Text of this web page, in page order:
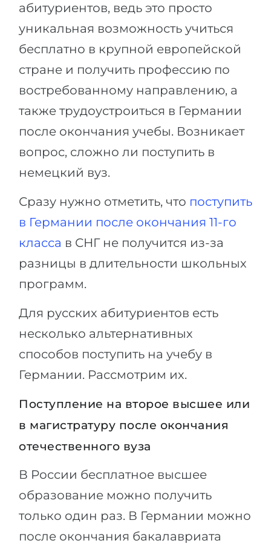
абитуриентов, ведь это просто
уникальная возможность учиться
бесплатно в крупной европейской
стране и получить профессию по
востребованному направлению, а
также трудоустроиться в Германии
после окончания учебы. Возникает
вопрос, сложно ли поступить в
немецкий вуз.
Сразу нужно отметить, что поступить
в Германии после окончания 11-го
класса в СНГ не получится из-за
разницы в длительности школьных
программ.
Для русских абитуриентов есть
несколько альтернативных
способов поступить на учебу в
Германии. Рассмотрим их.
Поступление на второе высшее или
в магистратуру после окончания
отечественного вуза
В России бесплатное высшее
образование можно получить
только один раз. В Германии можно
после окончания бакалавриата